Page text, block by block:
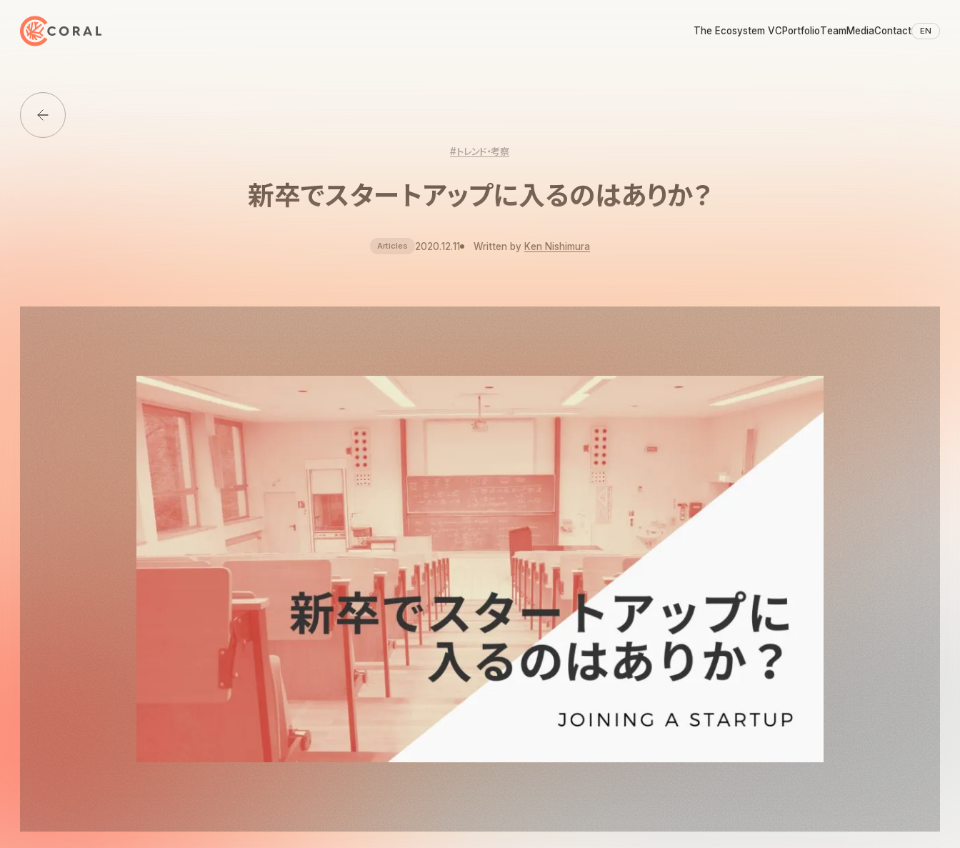
トップページへ戻る
The Ecosystem VCPortfolioTeamMediaContact EN
Media一覧に戻る
#トレンド・考察
新卒でスタートアップに入るのはありか？
Articles 2020.12.11 Written by Ken Nishimura